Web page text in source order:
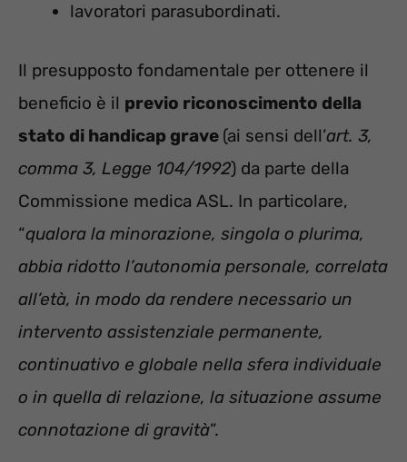
lavoratori parasubordinati.
Il presupposto fondamentale per ottenere il
beneficio è il previo riconoscimento della
stato di handicap grave (ai sensi dell’art. 3,
comma 3, Legge 104/1992) da parte della
Commissione medica ASL. In particolare,
“qualora la minorazione, singola o plurima,
abbia ridotto l’autonomia personale, correlata
all’età, in modo da rendere necessario un
intervento assistenziale permanente,
continuativo e globale nella sfera individuale
o in quella di relazione, la situazione assume
connotazione di gravità”.